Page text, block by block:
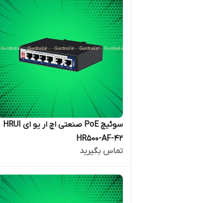
سوئیچ PoE صنعتی اچ ار یو ای HRUI
HR500-AF-42
تماس بگیرید